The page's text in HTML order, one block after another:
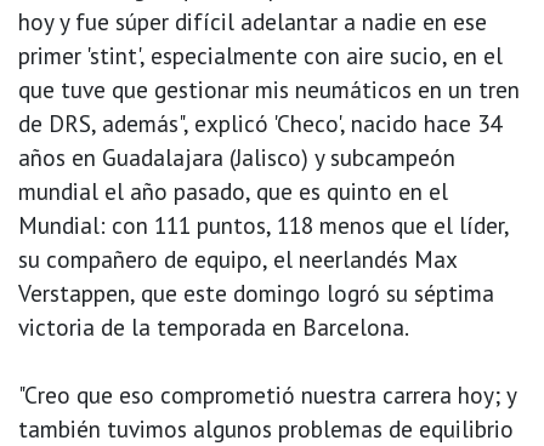
hoy y fue súper difícil adelantar a nadie en ese
primer 'stint', especialmente con aire sucio, en el
que tuve que gestionar mis neumáticos en un tren
de DRS, además", explicó 'Checo', nacido hace 34
años en Guadalajara (Jalisco) y subcampeón
mundial el año pasado, que es quinto en el
Mundial: con 111 puntos, 118 menos que el líder,
su compañero de equipo, el neerlandés Max
Verstappen, que este domingo logró su séptima
victoria de la temporada en Barcelona.
"Creo que eso comprometió nuestra carrera hoy; y
también tuvimos algunos problemas de equilibrio